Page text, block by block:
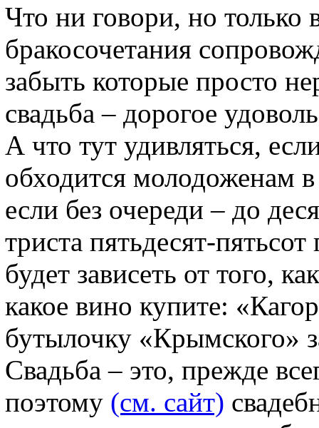
Что ни говори, но только
бракосочетания
забыть которые просто
свадьба – дорогое
А что тут удивляться,
обходится молодоженам
если без очереди – до
триста пятьдесят-
будет зависеть от того,
какое вино купите:
бутылочку «Крымского»
Свадьба – это, прежде
поэтому (см. сайт)